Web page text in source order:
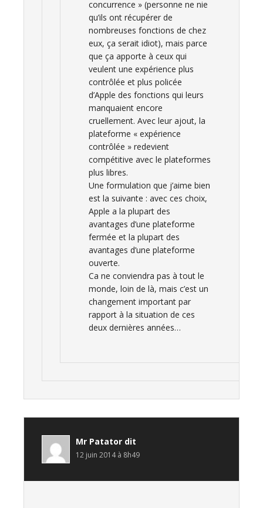
concurrence » (personne ne nie
qu’ils ont récupérer de
nombreuses fonctions de chez
eux, ça serait idiot), mais parce
que ça apporte à ceux qui
veulent une expérience plus
contrôlée et plus policée
d’Apple des fonctions qui leurs
manquaient encore
cruellement. Avec leur ajout, la
plateforme « expérience
contrôlée » redevient
compétitive avec le plateformes
plus libres.
Une formulation que j’aime bien
est la suivante : avec ces choix,
Apple a la plupart des
avantages d’une plateforme
fermée et la plupart des
avantages d’une plateforme
ouverte.
Ca ne conviendra pas à tout le
monde, loin de là, mais c’est un
changement important par
rapport à la situation de ces
deux dernières années…
Mr Patator dit
12 juin 2014 à 8h49